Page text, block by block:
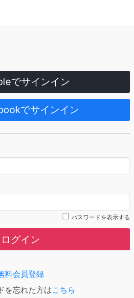
でサインイン
でサインイン
パスワードを表示する
ログイン
料会員登録
を忘れた方はこちら